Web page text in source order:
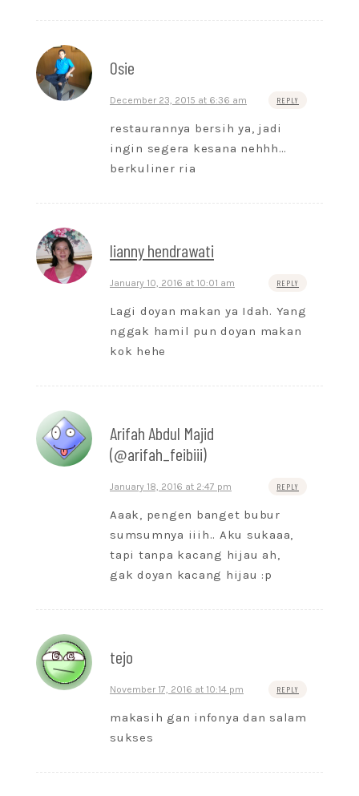
Osie
December 23, 2015 at 6:36 am REPLY
restaurannya bersih ya, jadi
ingin segera kesana nehhh…
berkuliner ria
lianny hendrawati
January 10, 2016 at 10:01 am REPLY
Lagi doyan makan ya Idah. Yang
nggak hamil pun doyan makan
kok hehe
Arifah Abdul Majid
(@arifah_feibiii)
January 18, 2016 at 2:47 pm REPLY
Aaak, pengen banget bubur
sumsumnya iiih.. Aku sukaaa,
tapi tanpa kacang hijau ah,
gak doyan kacang hijau :p
tejo
November 17, 2016 at 10:14 pm REPLY
makasih gan infonya dan salam
sukses